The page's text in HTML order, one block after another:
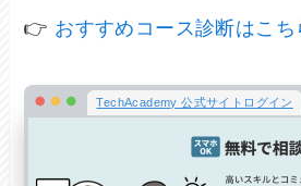
👉 おすすめコース診断はこち
TechAcademy 公式サイトログイン